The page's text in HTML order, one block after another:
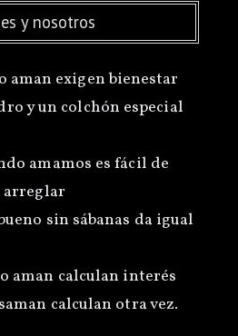
y nosotros
aman exigen bienestar
y un colchón especial
amamos es fácil de
arreglar
sin sábanas da igual
aman calculan interés
calculan otra vez.